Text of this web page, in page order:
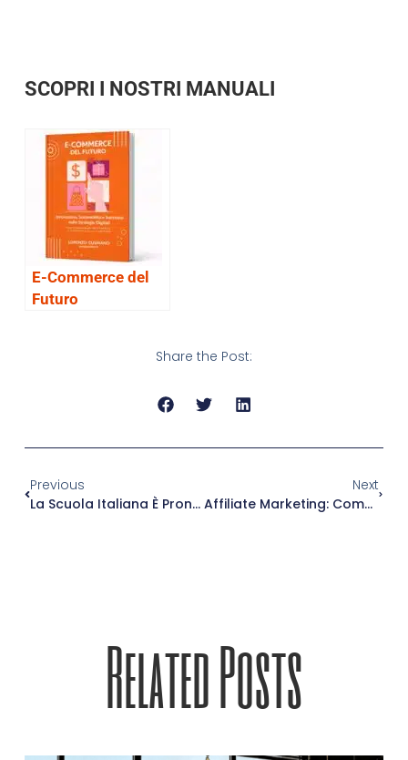
SCOPRI I NOSTRI MANUALI
E-Commerce del
Futuro
Share the Post:
Previous
La Scuola Italiana È Pronta Ad Accogliere Il Progresso Tecnologico?
Next
Affiliate Marketing: Come Costruire Un’attività Di Successo Attraverso Partnership Strategiche
Related Posts